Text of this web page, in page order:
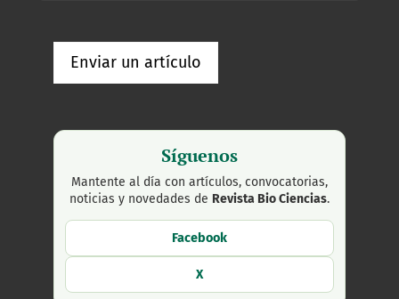
Enviar un artículo
Síguenos
Mantente al día con artículos, convocatorias,
noticias y novedades de Revista Bio Ciencias.
Facebook
X